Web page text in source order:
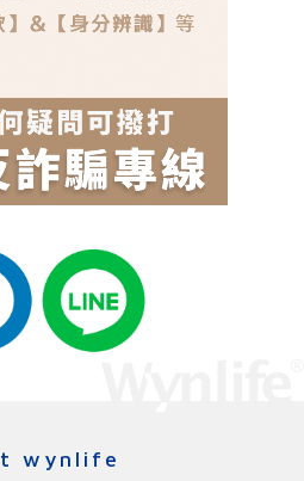
wynlife